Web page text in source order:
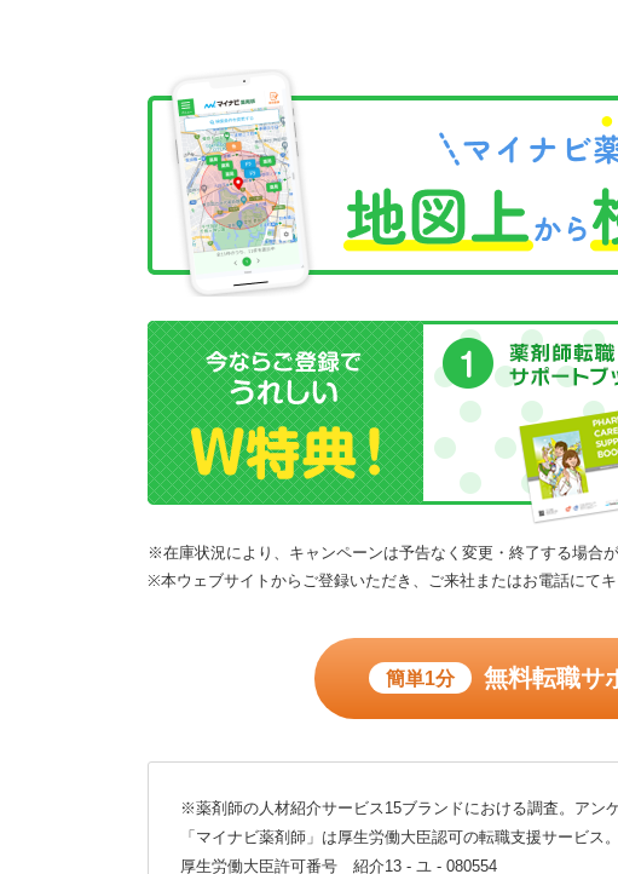
※在庫状況により、キャンペーンは予告なく変更・終了する場合
※本ウェブサイトからご登録いただき、ご来社またはお電話にて
簡単1分 無料転職サ
※薬剤師の人材紹介サービス15ブランドにおける調査。アン
「マイナビ薬剤師」は厚生労働大臣認可の転職支援サービス
厚生労働大臣許可番号 紹介13 - ユ - 080554